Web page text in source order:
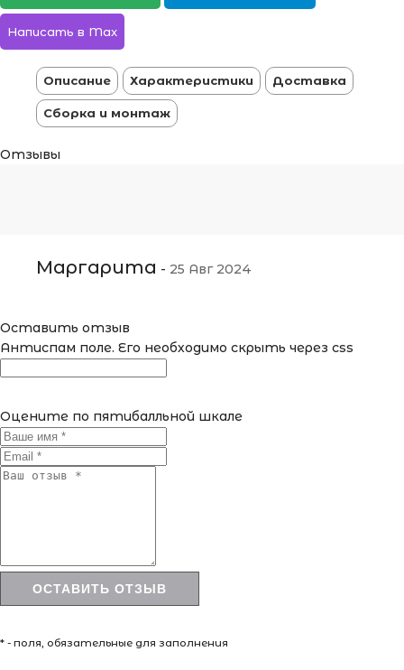
Написать в Max
Описание Характеристики Доставка
Сборка и монтаж
Отзывы
Маргарита - 25 Авг 2024
Оставить отзыв
Антиспам поле. Его необходимо скрыть через css
Оцените по пятибалльной шкале
* - поля, обязательные для заполнения